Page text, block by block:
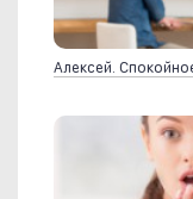
Алексей.